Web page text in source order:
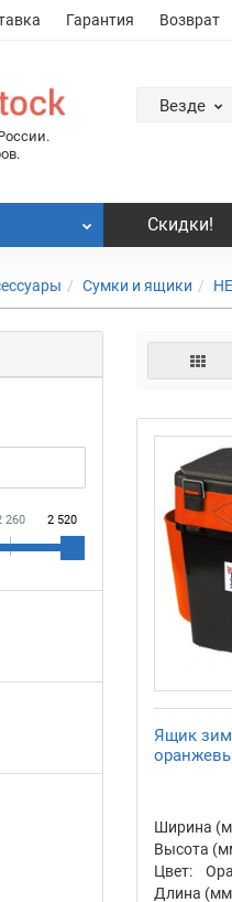
Гарантия Возврат
Везде
Скидки!
Сумки и ящики
260 2 520
Ящик
Ширина
Высота
Цвет:
Длина